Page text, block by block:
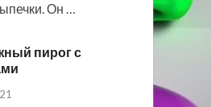
Он …
пирог с